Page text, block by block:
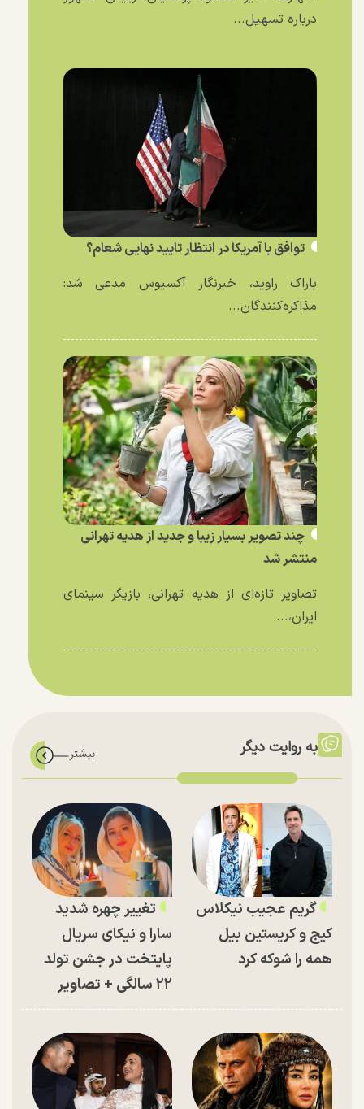
درباره تسهیل...
توافق با آمریکا در انتظار تایید نهایی شعام؟
باراک راوید، خبرنگار آکسیوس مدعی شد:
مذاکره‌کنندگان...
چند تصویر بسیار زیبا و جدید از هدیه تهرانی
منتشر شد
تصاویر تازه‌ای از هدیه تهرانی، بازیگر سینمای
ایران،...
به روایت دیگر
گریم عجیب نیکلاس
کیج و کریستین بیل
همه را شوکه کرد
تغییر چهره شدید
سارا و نیکای سریال
پایتخت در جشن تولد
۲۲ سالگی + تصاویر